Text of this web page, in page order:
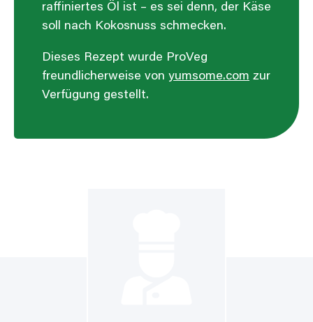
raffiniertes Öl ist – es sei denn, der Käse
soll nach Kokosnuss schmecken.
Dieses Rezept wurde ProVeg
freundlicherweise von yumsome.com zur
Verfügung gestellt.